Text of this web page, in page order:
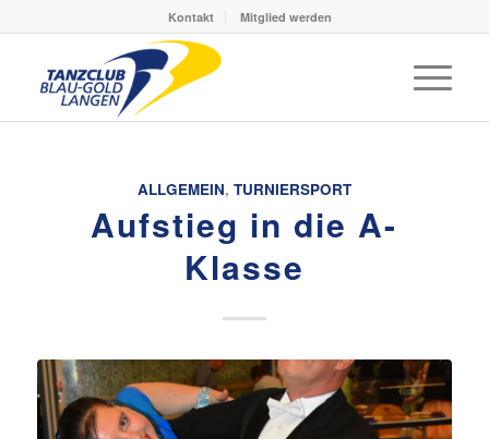
Kontakt Mitglied werden
ALLGEMEIN, TURNIERSPORT
Aufstieg in die A-
Klasse